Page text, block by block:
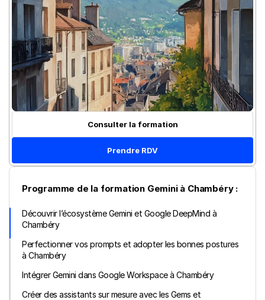
Programme de la formation Gemini à Chambéry :
Découvrir l’écosystème Gemini et Google DeepMind à
Chambéry
Perfectionner vos prompts et adopter les bonnes postures
à Chambéry
Intégrer Gemini dans Google Workspace à Chambéry
Créer des assistants sur mesure avec les Gems et
Consulter la formation
Prendre RDV